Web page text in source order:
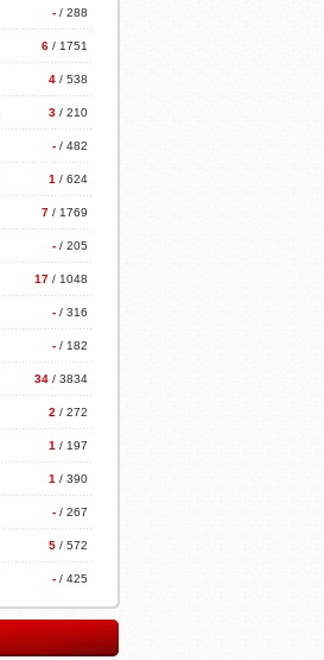
- / 288
6 / 1751
4 / 538
3 / 210
- / 482
1 / 624
7 / 1769
- / 205
17 / 1048
- / 316
- / 182
34 / 3834
2 / 272
1 / 197
1 / 390
- / 267
5 / 572
- / 425